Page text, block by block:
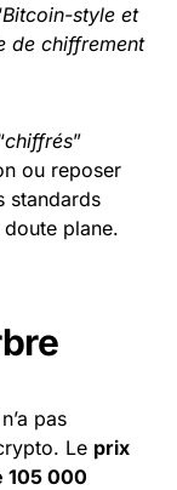
Bitcoin-style et
de chiffrement
chiffrés”
ou reposer
standards
doute plane.
n’a pas
Le prix
105 000